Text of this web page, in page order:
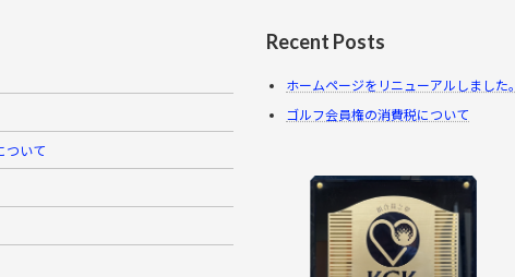
ついて
Recent Posts
ホームページをリニューアルしました。
ゴルフ会員権の消費税について